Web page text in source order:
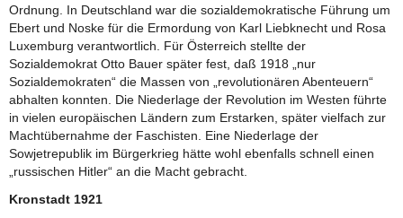
Ordnung. In Deutschland war die sozialdemokratische Führung um
Ebert und Noske für die Ermordung von Karl Liebknecht und Rosa
Luxemburg verantwortlich. Für Österreich stellte der
Sozialdemokrat Otto Bauer später fest, daß 1918 „nur
Sozialdemokraten“ die Massen von „revolutionären Abenteuern“
abhalten konnten. Die Niederlage der Revolution im Westen führte
in vielen europäischen Ländern zum Erstarken, später vielfach zur
Machtübernahme der Faschisten. Eine Niederlage der
Sowjetrepublik im Bürgerkrieg hätte wohl ebenfalls schnell einen
„russischen Hitler“ an die Macht gebracht.
Kronstadt 1921